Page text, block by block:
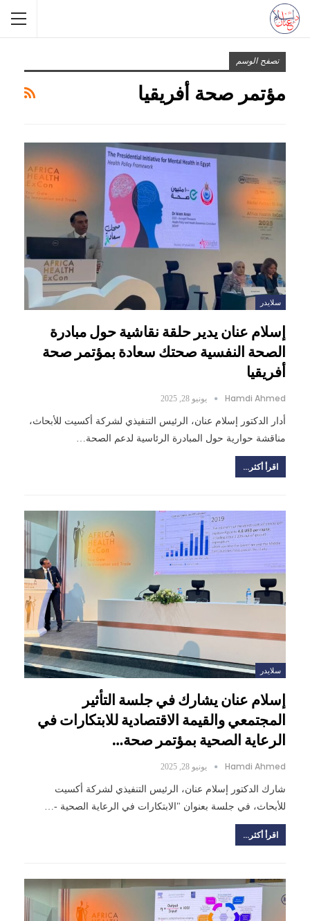
تصفح الوسم
مؤتمر صحة أفريقيا
سلايدر
إسلام عنان يدير حلقة نقاشية حول مبادرة
الصحة النفسية صحتك سعادة بمؤتمر صحة
أفريقيا
Hamdi Ahmed يونيو 28, 2025
أدار الدكتور إسلام عنان، الرئيس التنفيذي لشركة أكسيت للأبحاث،
مناقشة حوارية حول المبادرة الرئاسية لدعم الصحة…
اقرأ أكثر...
سلايدر
إسلام عنان يشارك في جلسة التأثير
المجتمعي والقيمة الاقتصادية للابتكارات في
الرعاية الصحية بمؤتمر صحة…
Hamdi Ahmed يونيو 28, 2025
شارك الدكتور إسلام عنان، الرئيس التنفيذي لشركة أكسيت
للأبحاث، في جلسة بعنوان "الابتكارات في الرعاية الصحية -…
اقرأ أكثر...